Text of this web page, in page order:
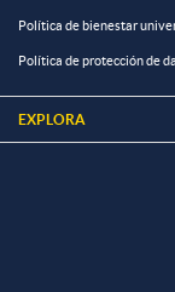
Política de bienestar
Política de protección de
EXPLORA